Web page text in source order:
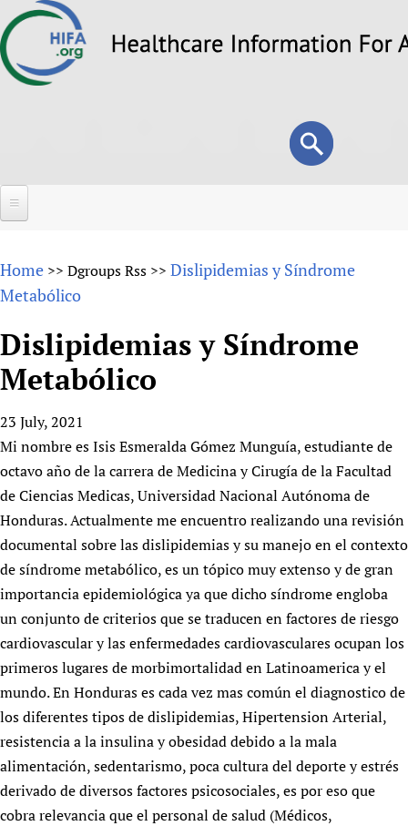
to
Search
form
Search
About
Why HIFA is needed
Vision and Strategy
HIFA in Official Relations with WHO
Achievements
Testimonials
HIFA Voices database
HIFA & global health CoPs
Publications
Forums
HIFA (Healthcare Information For All)
CHIFA (child health and rights)
HIFA-French
HIFA-Portuguese
HIFA-Spanish
HIFA-Zambia 2011-2024
Projects
New! SPOTLIGHTS
Evidence-informed policy
mHealth
Open access
Substance use disorders
*Sponsorship opportunities
Citizens, Parents and Children
Evidence-Informed Policy and Practice
Library and Information Services
Community Health Workers
Multilingualism
Prescribers and users of medicines
Evaluating Impact
Mobile HIFA (mHIFA)
*Completed projects
Access to Health Research
Astana Declaration+
Communicating health research
COVID-19
Essential Health Services and COVID-19
Family Planning
Health Partnerships
Learning for Quality Health Services
People
Country representatives
List view
Fundraising Working Group
Main Steering Group
Members
Partnerships and Projects
Social Media Working Group
Staff
Volunteers
Support
Collaborate
Contact us
Donate
HIFA Appeal
How you can help
Link to us
Partners
Supporting Organisations
List view
News
News
Forum Messages
Join
Join HIFA
Join CHIFA (child health and rights)
Junte-se ao HIFA-Portuguese
Rejoignez HIFA-Français
Únase a HIFA-Español
Home >> Dgroups Rss >> Dislipidemias y Síndrome
Metabólico
Dislipidemias y Síndrome
Metabólico
23 July, 2021
Mi nombre es Isis Esmeralda Gómez Munguía, estudiante de
octavo año de la carrera de Medicina y Cirugía de la Facultad
de Ciencias Medicas, Universidad Nacional Autónoma de
Honduras. Actualmente me encuentro realizando una revisión
documental sobre las dislipidemias y su manejo en el contexto
de síndrome metabólico, es un tópico muy extenso y de gran
importancia epidemiológica ya que dicho síndrome engloba
un conjunto de criterios que se traducen en factores de riesgo
cardiovascular y las enfermedades cardiovasculares ocupan los
primeros lugares de morbimortalidad en Latinoamerica y el
mundo. En Honduras es cada vez mas común el diagnostico de
los diferentes tipos de dislipidemias, Hipertension Arterial,
resistencia a la insulina y obesidad debido a la mala
alimentación, sedentarismo, poca cultura del deporte y estrés
derivado de diversos factores psicosociales, es por eso que
cobra relevancia que el personal de salud (Médicos,